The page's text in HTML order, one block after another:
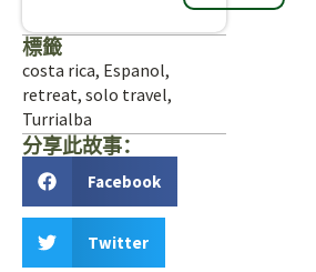
標籤
costa rica, Espanol,
retreat, solo travel,
Turrialba
分享此故事：
Facebook
Twitter